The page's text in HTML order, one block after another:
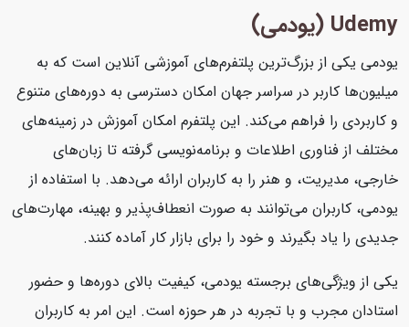
Udemy (یودمی)
یودمی یکی از بزرگ‌ترین پلتفرم‌های آموزشی آنلاین است که به
میلیون‌ها کاربر در سراسر جهان امکان دسترسی به دوره‌های متنوع
و کاربردی را فراهم می‌کند. این پلتفرم امکان آموزش در زمینه‌های
مختلف از فناوری اطلاعات و برنامه‌نویسی گرفته تا زبان‌های
خارجی، مدیریت، و هنر را به کاربران ارائه می‌دهد. با استفاده از
یودمی، کاربران می‌توانند به صورت انعطاف‌پذیر و بهینه، مهارت‌های
جدیدی را یاد بگیرند و خود را برای بازار کار آماده کنند.
یکی از ویژگی‌های برجسته یودمی، کیفیت بالای دوره‌ها و حضور
استادان مجرب و با تجربه در هر حوزه است. این امر به کاربران